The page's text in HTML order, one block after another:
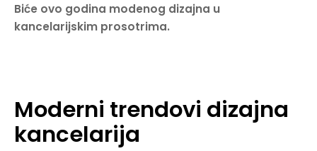
Biće ovo godina modenog dizajna u
kancelarijskim prosotrima.
Moderni trendovi dizajna
kancelarija